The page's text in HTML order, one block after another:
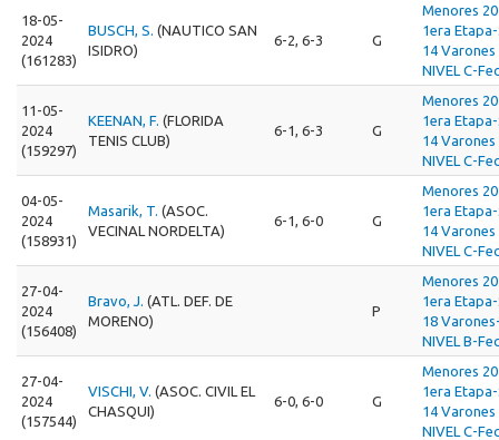
18-05-
2024
(161283)
BUSCH, S. (NAUTICO SAN
ISIDRO)
6-2, 6-3 G
Menores
1era
14 Varones
NIVEL C-
11-05-
2024
(159297)
KEENAN, F. (FLORIDA
TENIS CLUB)
6-1, 6-3 G
Menores
1era
14 Varones
NIVEL C-
04-05-
2024
(158931)
Masarik, T. (ASOC.
VECINAL NORDELTA)
6-1, 6-0 G
Menores
1era
14 Varones
NIVEL C-
27-04-
2024
(156408)
Bravo, J. (ATL. DEF. DE
MORENO)
P
Menores
1era
18
NIVEL B-
27-04-
2024
(157544)
VISCHI, V. (ASOC. CIVIL EL
CHASQUI)
6-0, 6-0 G
Menores
1era
14 Varones
NIVEL C-